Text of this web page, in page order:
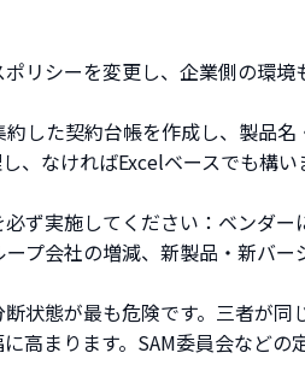
リシーを変更し、企業側の環境
した契約台帳を作成し、製品名
、なければExcelベースでも構
ず実施してください：ベンダー
プ会社の増減、新製品・新バー
状態が最も危険です。三者が同
高まります。SAM委員会などの